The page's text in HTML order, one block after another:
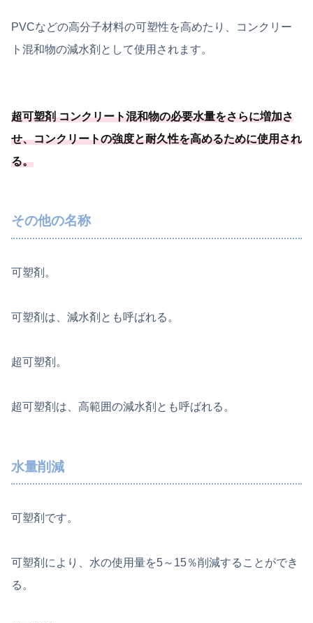
PVCなどの高分子材料の可塑性を高めたり、コンクリー
ト混和物の減水剤として使用されます。
超可塑剤 コンクリート混和物の必要水量をさらに増加さ
せ、コンクリートの強度と耐久性を高めるために使用され
る。
その他の名称
可塑剤。
可塑剤は、減水剤とも呼ばれる。
超可塑剤。
超可塑剤は、高範囲の減水剤とも呼ばれる。
水量削減
可塑剤です。
可塑剤により、水の使用量を5～15％削減することができ
る。